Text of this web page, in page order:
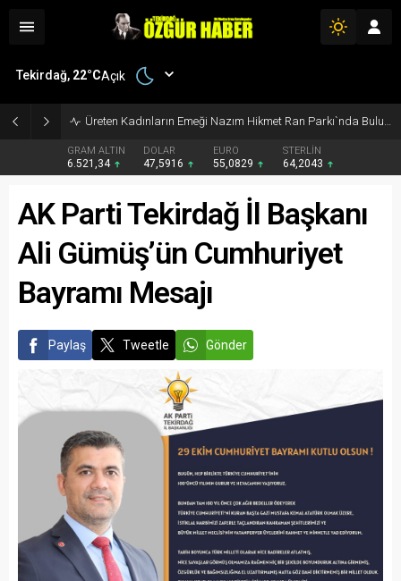
Üreten Kadınların Emeği Nazım Hikmet Ran Parkı`nda Buluştu
GRAM ALTIN
6.521,34
DOLAR
47,5916
EURO
55,0829
STERLİN
64,2043
Tekirdağ, 22°CAçık
AK Parti Tekirdağ İl Başkanı
Ali Gümüş’ün Cumhuriyet
Bayramı Mesajı
Paylaş Tweetle Gönder